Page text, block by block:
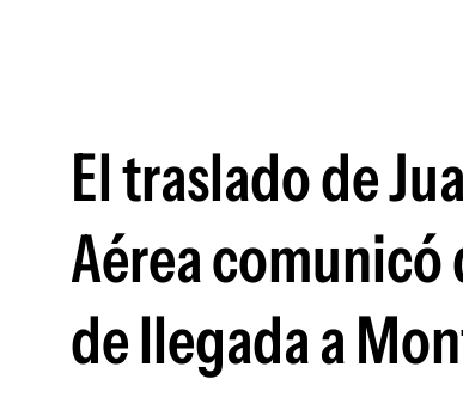
El traslado de
Aérea
de llegada a